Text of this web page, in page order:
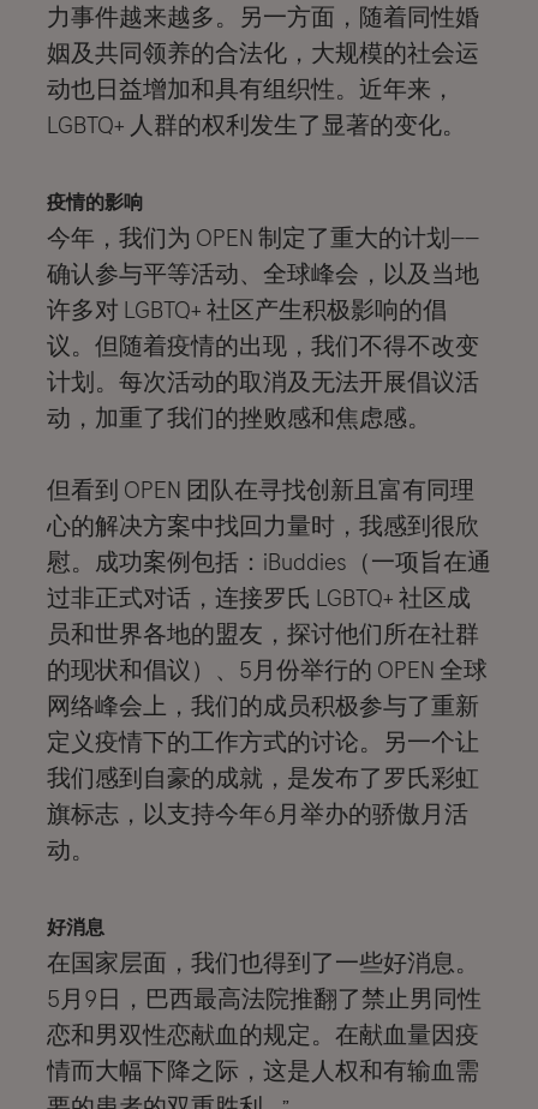
力事件越来越多。另一方面，随着同性婚
姻及共同领养的合法化，大规模的社会运
动也日益增加和具有组织性。近年来，
LGBTQ+ 人群的权利发生了显著的变化。
疫情的影响
今年，我们为 OPEN 制定了重大的计划——
确认参与平等活动、全球峰会，以及当地
许多对 LGBTQ+ 社区产生积极影响的倡
议。但随着疫情的出现，我们不得不改变
计划。每次活动的取消及无法开展倡议活
动，加重了我们的挫败感和焦虑感。
但看到 OPEN 团队在寻找创新且富有同理
心的解决方案中找回力量时，我感到很欣
慰。成功案例包括：iBuddies（一项旨在通
过非正式对话，连接罗氏 LGBTQ+ 社区成
员和世界各地的盟友，探讨他们所在社群
的现状和倡议）、5月份举行的 OPEN 全球
网络峰会上，我们的成员积极参与了重新
定义疫情下的工作方式的讨论。另一个让
我们感到自豪的成就，是发布了罗氏彩虹
旗标志，以支持今年6月举办的骄傲月活
动。
好消息
在国家层面，我们也得到了一些好消息。
5月9日，巴西最高法院推翻了禁止男同性
恋和男双性恋献血的规定。在献血量因疫
情而大幅下降之际，这是人权和有输血需